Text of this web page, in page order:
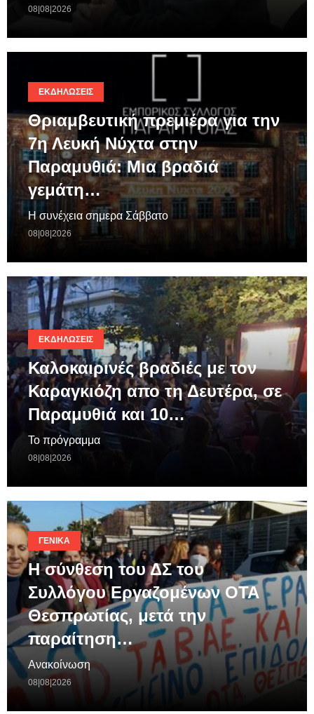
08|08|2026
ΕΚΔΗΛΏΣΕΙΣ
Θριαμβευτική πρεμιέρα για την
7η Λευκή Νύχτα στην
Παραμυθιά: Μια βραδιά
γεμάτη…
Η συνέχεια σημερα Σάββατο
08|08|2026
ΕΚΔΗΛΏΣΕΙΣ
Καλοκαιρινές βραδιές με τον
Καραγκιόζη απο τη Δευτέρα, σε
Παραμυθιά και 10…
Το πρόγραμμα
08|08|2026
ΓΕΝΙΚΆ
Η σύνθεση του ΔΣ του
Συλλόγου Εργαζομένων ΟΤΑ
Θεσπρωτίας, μετά την
παραίτηση…
Ανακοίνωση
08|08|2026